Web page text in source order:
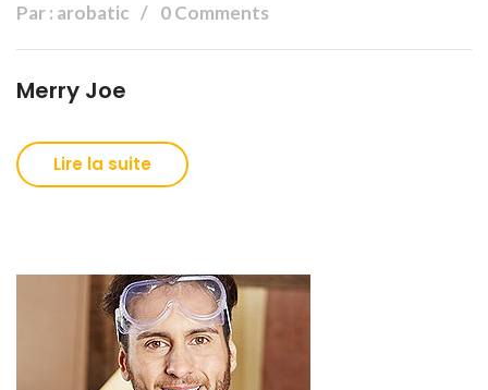
Par : arobatic 0 Comments
Merry Joe
Lire la suite